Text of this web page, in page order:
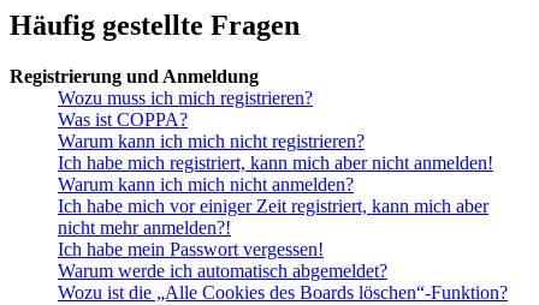
Häufig gestellte Fragen
Registrierung und Anmeldung
Wozu muss ich mich registrieren?
Was ist COPPA?
Warum kann ich mich nicht registrieren?
Ich habe mich registriert, kann mich aber nicht anmelden!
Warum kann ich mich nicht anmelden?
Ich habe mich vor einiger Zeit registriert, kann mich aber
nicht mehr anmelden?!
Ich habe mein Passwort vergessen!
Warum werde ich automatisch abgemeldet?
Wozu ist die „Alle Cookies des Boards löschen“-Funktion?